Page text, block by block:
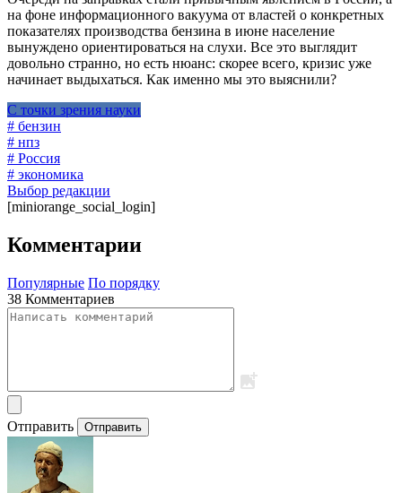
на фоне информационного вакуума от властей о конкретных
показателях производства бензина в июне население
вынуждено ориентироваться на слухи. Все это выглядит
довольно странно, но есть нюанс: скорее всего, кризис уже
начинает выдыхаться. Как именно мы это выяснили?
С точки зрения науки
# бензин
# нпз
# Россия
# экономика
Выбор редакции
[miniorange_social_login]
Комментарии
Популярные По порядку
38 Комментариев
Отправить Отправить